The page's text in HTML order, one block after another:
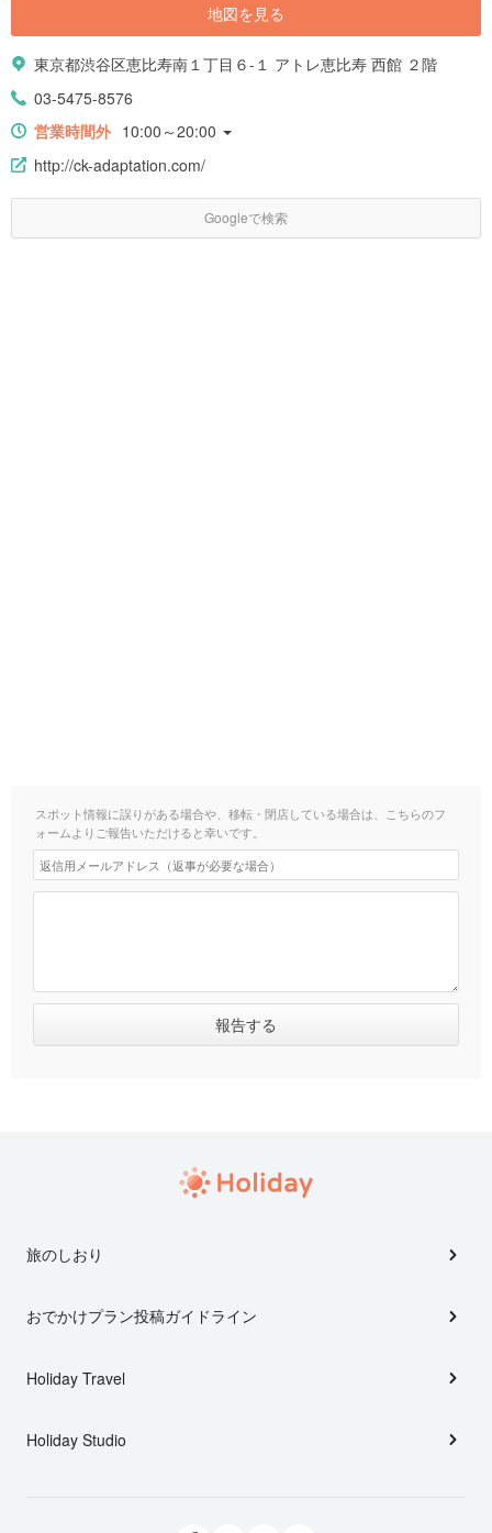
地図を見る
東京都渋谷区恵比寿南１丁目６-１ アトレ恵比寿 西館 ２階
03-5475-8576
営業時間外 10:00～20:00
http://ck-adaptation.com/
Googleで検索
スポット情報に誤りがある場合や、移転・閉店している場合は、こちらのフ
ォームよりご報告いただけると幸いです。
旅のしおり
おでかけプラン投稿ガイドライン
Holiday Travel
Holiday Studio